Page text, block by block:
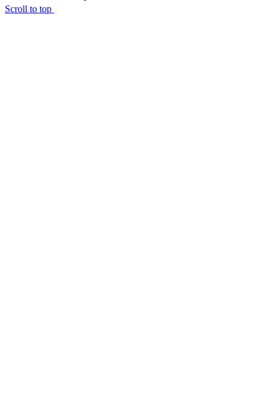
Scroll to top